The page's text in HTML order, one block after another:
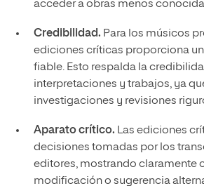
acceder a obras menos
Credibilidad. Para los músicos
ediciones críticas proporciona
fiable. Esto respalda la
interpretaciones y trabajos, ya
investigaciones y revisiones
Aparato crítico. Las ediciones
decisiones tomadas por los
editores, mostrando claramente
modificación o sugerencia